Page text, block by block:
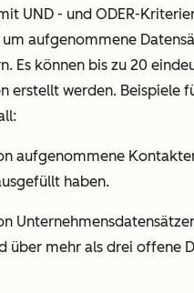
UND - und ODER-
aufgenommene
Es können bis zu 20
erstellt werden. Beispiele
aufgenommene
haben.
über mehr als drei offene